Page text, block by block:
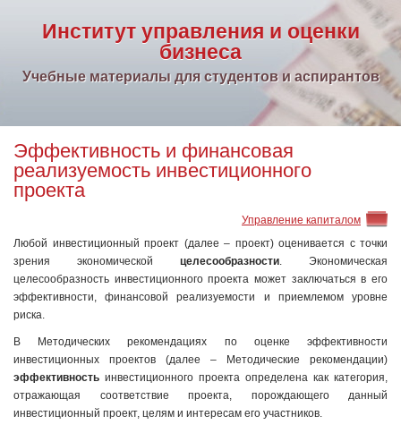
Институт управления и оценки
бизнеса
Учебные материалы для студентов и аспирантов
Эффективность и финансовая
реализуемость инвестиционного
проекта
Управление капиталом
Любой инвестиционный проект (далее – проект) оценивается с точки
зрения экономической целесообразности. Экономическая
целесообразность инвестиционного проекта может заключаться в его
эффективности, финансовой реализуемости и приемлемом уровне
риска.
В Методических рекомендациях по оценке эффективности
инвестиционных проектов (далее – Методические рекомендации)
эффективность инвестиционного проекта определена как категория,
отражающая соответствие проекта, порождающего данный
инвестиционный проект, целям и интересам его участников.